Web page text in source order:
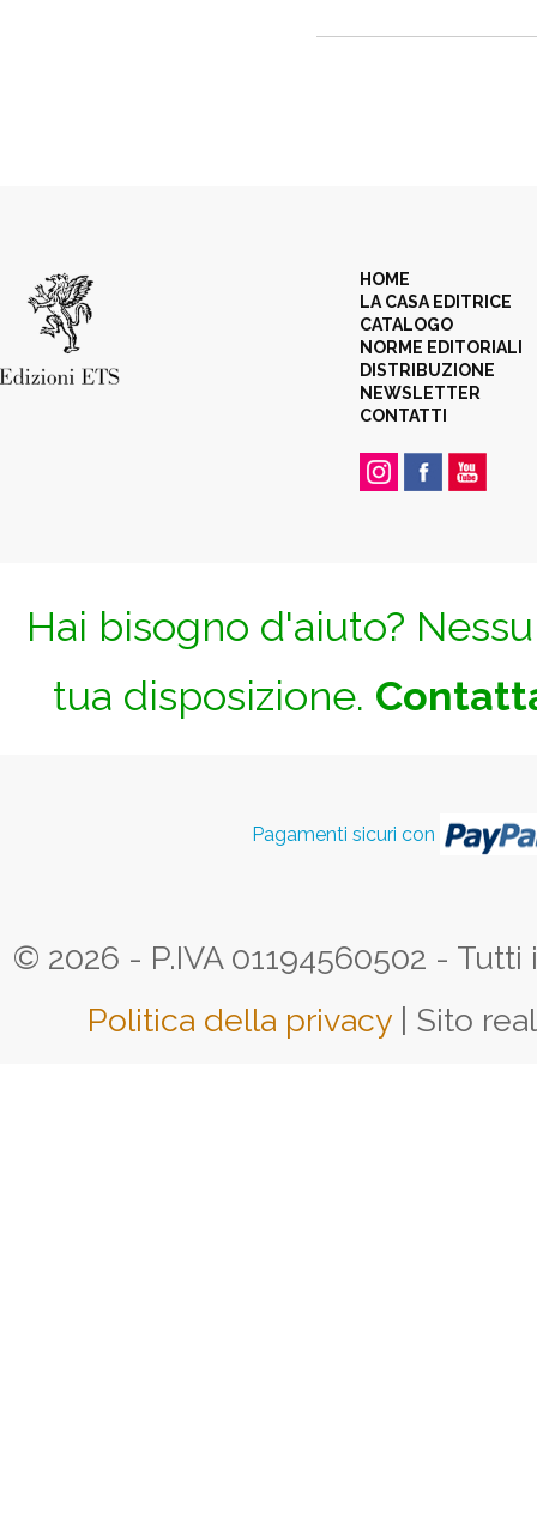
HOME
LA CASA EDITRICE
CATALOGO
NORME EDITORIALI
DISTRIBUZIONE
NEWSLETTER
CONTATTI
Hai bisogno d'aiuto?
tua disposizione.
Pagamenti sicuri con
© 2026 - P.IVA 01194560502 -
Politica della privacy | Sito